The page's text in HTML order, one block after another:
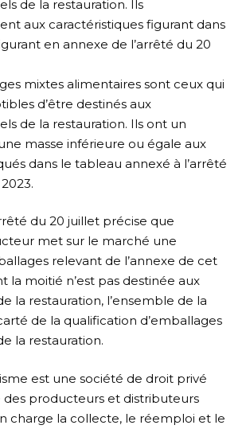
de la restauration. Ils
aux caractéristiques figurant dans
en annexe de l’arrêté du 20
mixtes alimentaires sont ceux qui
d’être destinés aux
de la restauration. Ils ont un
masse inférieure ou égale aux
dans le tableau annexé à l’arrêté
du 20 juillet précise que
met sur le marché une
relevant de l’annexe de cet
la moitié n’est pas destinée aux
la restauration, l’ensemble de la
de la qualification d’emballages
la restauration.
est une société de droit privé
des producteurs et distributeurs
charge la collecte, le réemploi et le